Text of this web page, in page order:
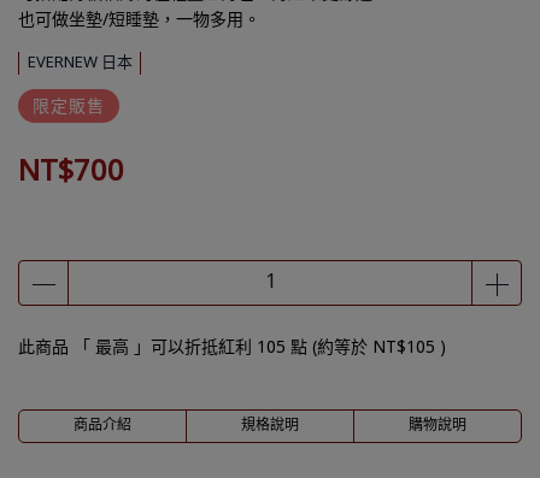
也可做坐墊/短睡墊，一物多用。
EVERNEW 日本
限定販售
NT$700
此商品 「 最高 」可以折抵紅利 105 點 (約等於 NT$105 )
商品介紹 規格說明 購物說明